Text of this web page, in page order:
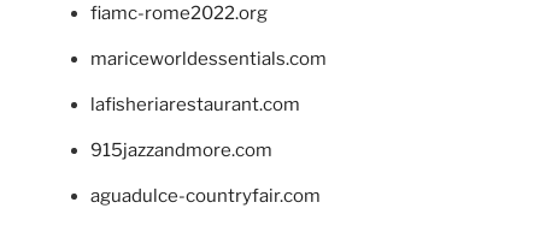
fiamc-rome2022.org
mariceworldessentials.com
lafisheriarestaurant.com
915jazzandmore.com
aguadulce-countryfair.com